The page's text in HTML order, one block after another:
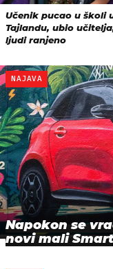
NAJAVA
Napokon se
novi mali Smart